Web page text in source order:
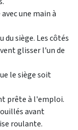
une main à
siège. Les côtés
glisser l'un de
le siège soit
prête à l'emploi.
avant
roulante.